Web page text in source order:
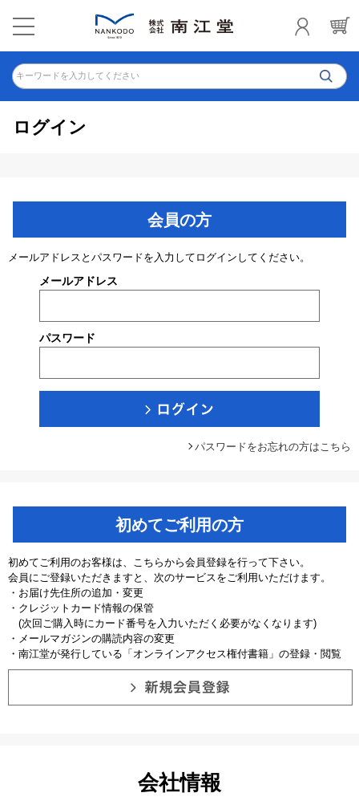
キーワードを入力してください
ログイン
会員の方
メールアドレスとパスワードを入力してログインしてください。
メールアドレス
パスワード
パスワードをお忘れの方はこちら
初めてご利用の方
初めてご利用のお客様は、こちらから会員登録を行って下さい。
会員にご登録いただきますと、次のサービスをご利用いただけます。
・お届け先住所の追加・変更
・クレジットカード情報の保管
(次回ご購入時にカード番号を入力いただく必要がなくなります)
・メールマガジンの購読内容の変更
・南江堂が発行している「オンラインアクセス権付書籍」の登録・閲覧
会社情報